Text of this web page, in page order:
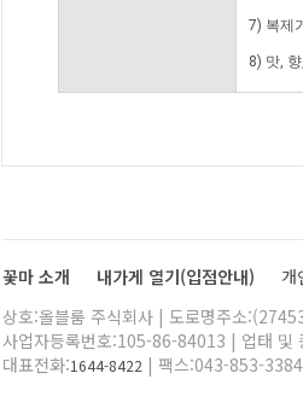
7) 복제
8) 맛,
꽃마 소개 내가게 열기(입점안내) 개
상호:올블룸 주식회사 | 도로명주소
사업자등록번호:105-86-84013 | 업태 및
대표전화:1644-8422 | 팩스:043-853-